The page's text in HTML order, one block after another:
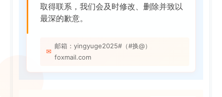
取得联系，我们会及时修改、删除并致以
最深的歉意。
✉
邮箱：yingyuge2025#（#换@）
foxmail.com